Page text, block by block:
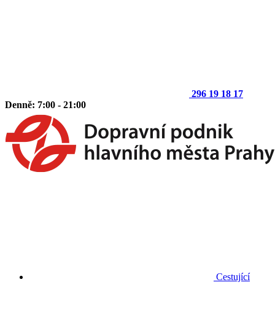
296 19 18 17
Denně: 7:00 - 21:00
Cestující